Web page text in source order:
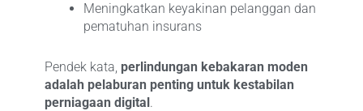
Meningkatkan keyakinan pelanggan dan
pematuhan insurans
Pendek kata, perlindungan kebakaran moden
adalah pelaburan penting untuk kestabilan
perniagaan digital.